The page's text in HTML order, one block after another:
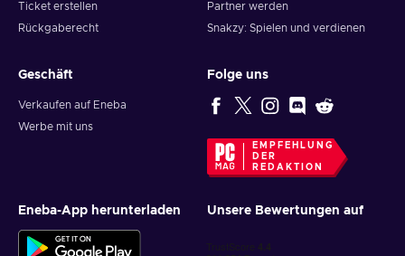
Ticket erstellen
Rückgaberecht
Partner werden
Snakzy: Spielen und verdienen
Geschäft
Verkaufen auf Eneba
Werbe mit uns
Folge uns
EMPFEHLUNG
DER
REDAKTION
Eneba-App herunterladen Unsere Bewertungen auf